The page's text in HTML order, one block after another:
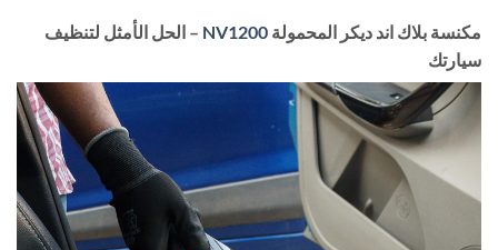
مكنسة بلاك اند ديكر المحمولة NV1200 – الحل الأمثل لتنظيف
سيارتك